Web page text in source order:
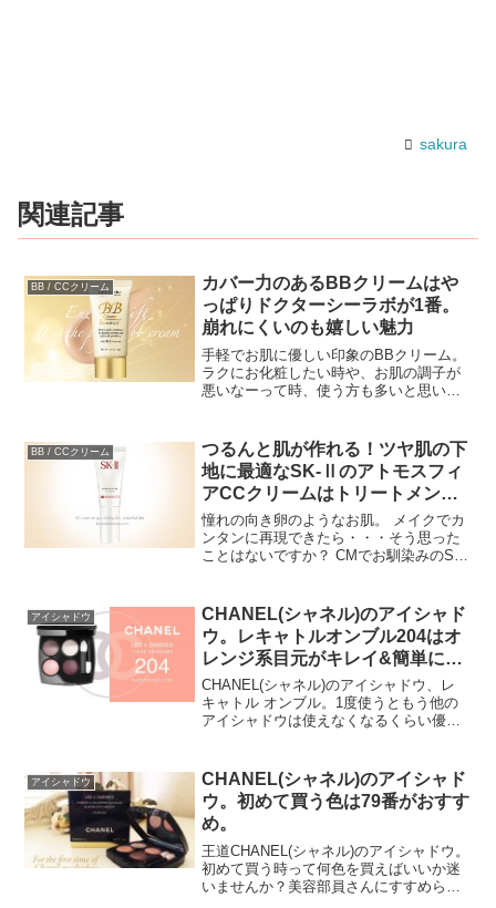
sakura
関連記事
BB / CCクリーム
カバー力のあるBBクリームはや
っぱりドクターシーラボが1番。
崩れにくいのも嬉しい魅力
手軽でお肌に優しい印象のBBクリーム。
ラクにお化粧したい時や、お肌の調子が
悪いなーって時、使う方も多いと思いま
て、より隠したいし。 でも肌に負担がか
かるのはイヤだ...
BB / CCクリーム
つるんと肌が作れる！ツヤ肌の下
地に最適なSK-Ⅱのアトモスフィ
アCCクリームはトリートメント
効果もアリ
憧れの向き卵のようなお肌。 メイクでカ
ンタンに再現できたら・・・そう思った
ことはないですか？ CMでお馴染みのSK-
ます！！ 基礎化粧品のイメージが強い
SK2ですが...
アイシャドウ
CHANEL(シャネル)のアイシャド
ウ。レキャトルオンブル204はオ
レンジ系目元がキレイ&簡単に作
れる！
CHANEL(シャネル)のアイシャドウ、レ
キャトル オンブル。1度使うともう他の
アイシャドウは使えなくなるくらい優秀
シでめっちゃ使いやすいです)そろそろ違
う色も...
アイシャドウ
CHANEL(シャネル)のアイシャド
ウ。初めて買う色は79番がおすす
め。
王道CHANEL(シャネル)のアイシャドウ。
初めて買う時って何色を買えばいいか迷
いませんか？美容部員さんにすすめられ